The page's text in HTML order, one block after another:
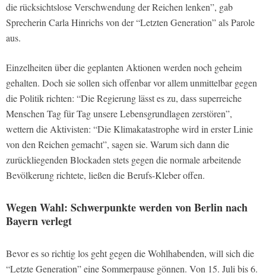
die rücksichtslose Verschwendung der Reichen lenken”, gab
Sprecherin Carla Hinrichs von der “Letzten Generation” als Parole
aus.
Einzelheiten über die geplanten Aktionen werden noch geheim
gehalten. Doch sie sollen sich offenbar vor allem unmittelbar gegen
die Politik richten: “Die Regierung lässt es zu, dass superreiche
Menschen Tag für Tag unsere Lebensgrundlagen zerstören”,
wettern die Aktivisten: “Die Klimakatastrophe wird in erster Linie
von den Reichen gemacht”, sagen sie. Warum sich dann die
zurückliegenden Blockaden stets gegen die normale arbeitende
Bevölkerung richtete, ließen die Berufs-Kleber offen.
Wegen Wahl: Schwerpunkte werden von Berlin nach
Bayern verlegt
Bevor es so richtig los geht gegen die Wohlhabenden, will sich die
“Letzte Generation” eine Sommerpause gönnen. Von 15. Juli bis 6.